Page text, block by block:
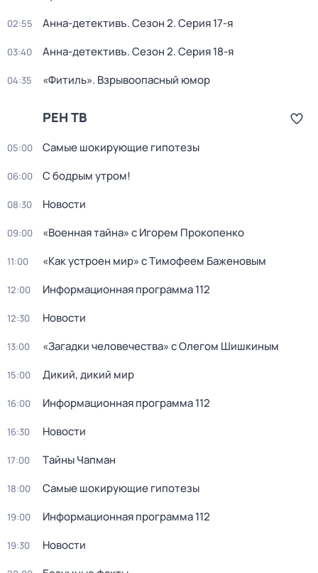
02:55 Анна-детективъ. Сезон 2. Серия 17-я
03:40 Анна-детективъ. Сезон 2. Серия 18-я
04:35 «Фитиль». Взрывоопасный юмор
РЕН ТВ
05:00 Самые шoкиpующие гипотезы
06:00 С бодрым утром!
08:30 Новости
09:00 «Военная тайна» с Игорем Прокопенко
11:00 «Как устроен мир» с Тимофеем Баженовым
12:00 Информационная программа 112
12:30 Новости
13:00 «Загадки человечества» с Олегом Шишкиным
15:00 Дикий, дикий мир
16:00 Информационная программа 112
16:30 Новости
17:00 Тaйны Чапман
18:00 Самые шoкиpующие гипотезы
19:00 Информационная программа 112
19:30 Новости